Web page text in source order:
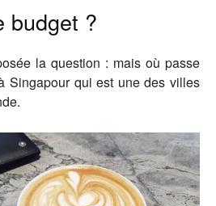
budget ?
la question : mais où passe
Singapour qui est une des villes